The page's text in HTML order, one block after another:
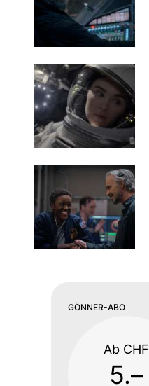
GÖNNER-ABO
Ab CHF
5.–